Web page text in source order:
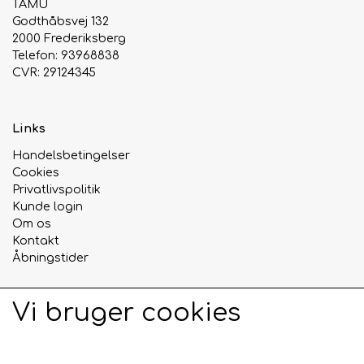
Urte & Frugt teer
TAMU
Godthåbsvej 132
2000 Frederiksberg
Telefon: 93968838
CVR: 29124345
Links
Handelsbetingelser
Cookies
Privatlivspolitik
Kunde login
Om os
Kontakt
Åbningstider
Sociale medier
Vi bruger cookies